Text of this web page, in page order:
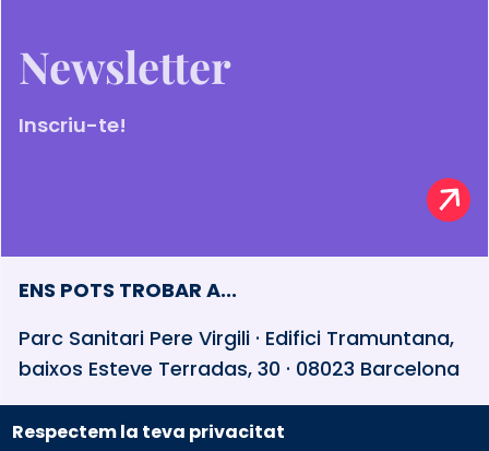
Respectem la teva privacitat
Newsletter
Inscriu-te!
ENS POTS TROBAR A...
Parc Sanitari Pere Virgili · Edifici Tramuntana,
baixos Esteve Terradas, 30 · 08023 Barcelona
932 594 381